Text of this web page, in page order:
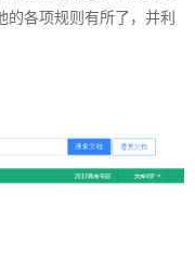
各项规则有所了，并利